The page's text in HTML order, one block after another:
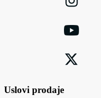
Uslovi prodaje